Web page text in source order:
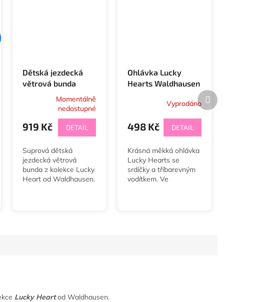
Dětská jezdecká
větrová bunda
Momentálně
nedostupné
919 Kč DETAIL
Suprová dětská
jezdecká větrová
bunda z kolekce Lucky
Heart od Waldhausen.
Ohlávka Lucky
Hearts Waldhausen
Vyprodáno
498 Kč DETAIL
Krásná měkká ohlávka
Lucky Hearts se
srdíčky a tříbarevným
vodítkem. Ve
Další
produkt
Lucky Heartod Waldhausen.